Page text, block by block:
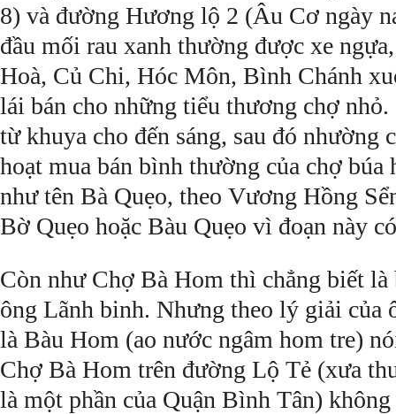
8) và đường Hương lộ 2 (Âu Cơ ngày
đầu mối rau xanh thường được xe
Hoà, Củ Chi, Hóc Môn, Bình Chánh
lái bán cho những tiểu thương chợ
từ khuya cho đến sáng, sau đó nhường
hoạt mua bán bình thường của chợ búa
như tên Bà Quẹo, theo Vương Hồng
Bờ Quẹo hoặc Bàu Quẹo vì đoạn này
Còn như Chợ Bà Hom thì chẳng biết là
ông Lãnh binh. Nhưng theo lý giải của
là Bàu Hom (ao nước ngâm hom tre)
Chợ Bà Hom trên đường Lộ Tẻ (xưa
là một phần của Quận Bình Tân)